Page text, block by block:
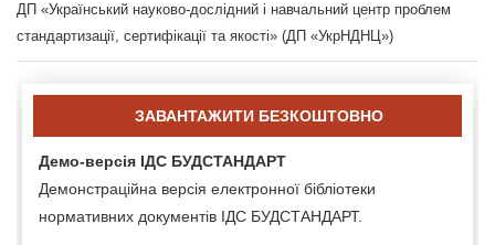
ДП «Український науково-дослідний і навчальний центр проблем
стандартизації, сертифікації та якості» (ДП «УкрНДНЦ»)
ЗАВАНТАЖИТИ БЕЗКОШТОВНО
Демо-версія ІДС БУДСТАНДАРТ
Демонстраційна версія електронної бібліотеки
нормативних документів ІДС БУДСТАНДАРТ.